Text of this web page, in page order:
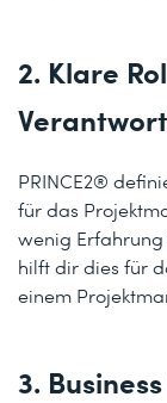
2. Klare
PRINCE2®
für das
wenig
hilft dir dies für
einem
3.